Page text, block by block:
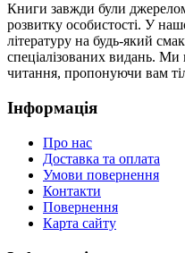
Книги завжди були
розвитку особистості. У
літературу на будь-який
спеціалізованих видань.
читання, пропонуючи вам
Інформація
Про нас
Доставка та оплата
Умови повернення
Контакти
Повернення
Карта сайту